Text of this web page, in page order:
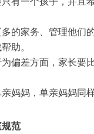
的家务、管理他们
助。
偏差方面，家长要
妈妈，单亲妈妈同
规范